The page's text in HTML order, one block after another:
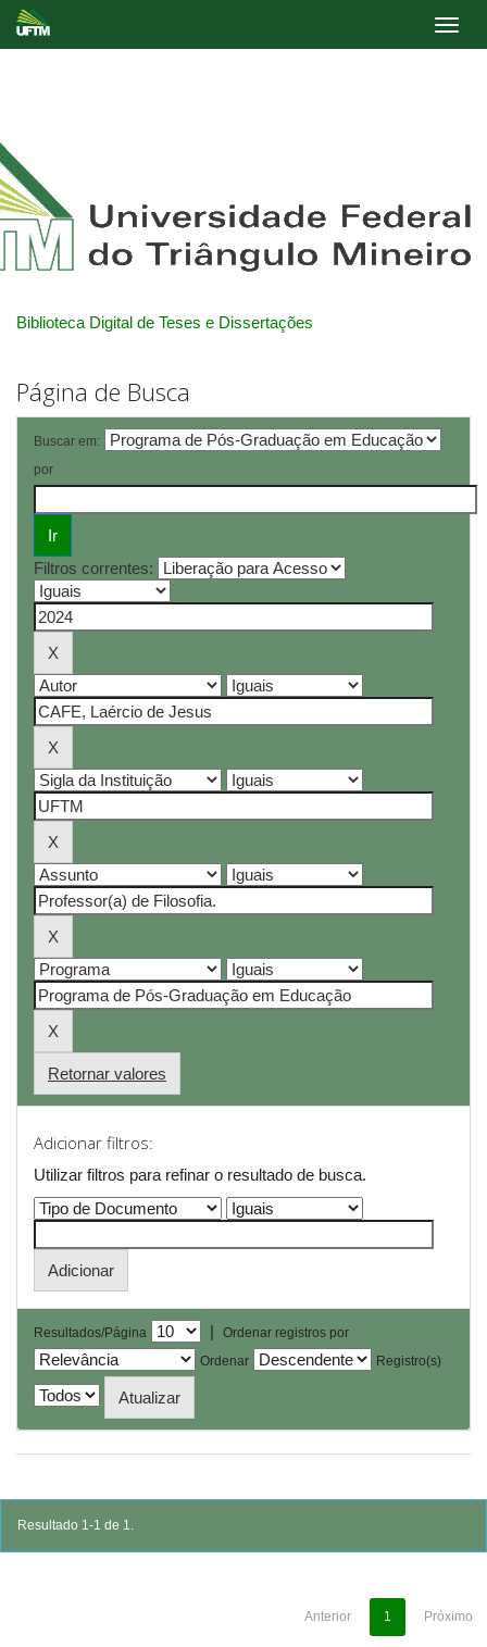
Biblioteca Digital de Teses e Dissertações
Página de Busca
Buscar em:
por
Filtros correntes:
Retornar valores
Adicionar filtros:
Utilizar filtros para refinar o resultado de busca.
Resultados/Página |
Ordenar registros por
Ordenar
Registro(s)
Resultado 1-1 de 1.
Anterior 1 Próximo